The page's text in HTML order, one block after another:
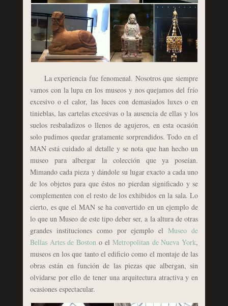
La experiencia fue fenomenal. Nosotros que siempre
vamos con la lupa en los museos y nos quejamos del frío
excesivo o el calor, las luces con demasiados luxes o en
tinieblas, las cartelas excesivas o la ausencia de ellas y los
suelos resbaladizos o llenos de agujeros, en esta ocasión
solo pudimos quedar gratamente sorprendidos. Todo en el
MAN está cuidado al detalle y se nota que han hecho un
museo para albergar la colección que ya poseían.
Mimando cada pieza y dándole su lugar exacto a cada uno
de los objetos para que éstos no pierdan significado y se
complementen con el resto de los exhibidos en la sala. Lo
cierto, es que el MAN se ha convertido en un ejemplo de
lo que un Museo de este tipo deber ser, a la altura de otras
grandes instituciones como por ejemplo elMuseo de
Bellas Artes de Boston o el Metropolitan de Nueva York,
museos en los que tanto el edificio como el montaje de las
obras están en función de las piezas que albergan, sin
olvidarse por ello de tener una arquitectura atractiva y en
ocasiones espectacular.